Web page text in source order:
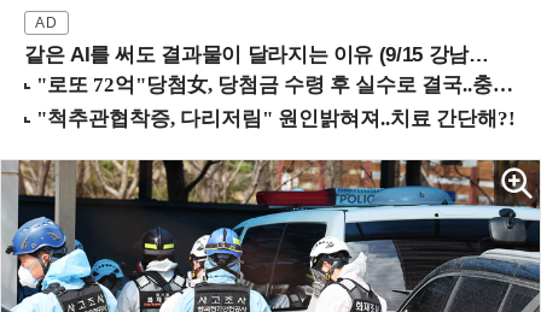
같은 AI를 써도 결과물이 달라지는 이유 (9/15 강남역)